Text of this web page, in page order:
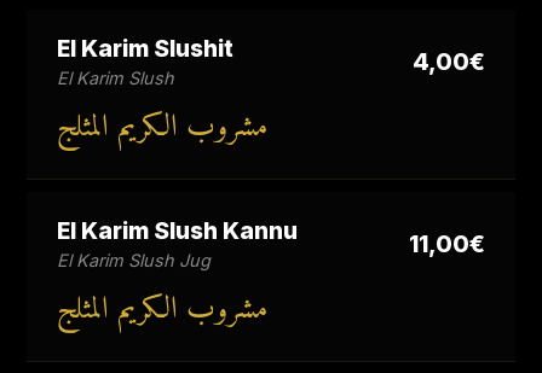
El Karim Slushit
El Karim Slush
مشروب الكريم المثلج
4,00€
El Karim Slush Kannu
El Karim Slush Jug
مشروب الكريم المثلج
11,00€